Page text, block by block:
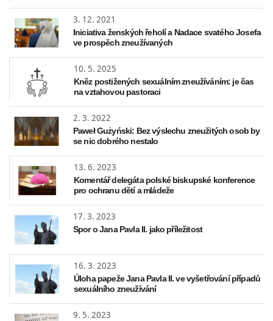
3. 12. 2021
Iniciativa ženských řeholí a Nadace svatého Josefa
ve prospěch zneužívaných
10. 5. 2025
Kněz postižených sexuálním zneužíváním: je čas
na vztahovou pastoraci
2. 3. 2022
Paweł Gużyński: Bez výslechu zneužitých osob by
se nic dobrého nestalo
13. 6. 2023
Komentář delegáta polské biskupské konference
pro ochranu dětí a mládeže
17. 3. 2023
Spor o Jana Pavla II. jako příležitost
16. 3. 2023
Úloha papeže Jana Pavla II. ve vyšetřování případů
sexuálního zneužívání
9. 5. 2023